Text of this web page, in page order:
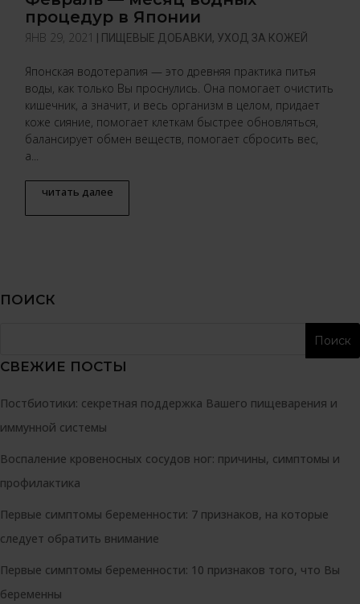
процедур в Японии
ЯНВ 29, 2021 ПИЩЕВЫЕ ДОБАВКИ, УХОД ЗА КОЖЕЙ
Японская водотерапия — это древняя практика питья
воды, как только Вы проснулись. Она помогает очистить
кишечник, а значит, и весь организм в целом, придает
коже сияние, помогает клеткам быстрее обновляться,
балансирует обмен веществ, помогает сбросить вес,
а...
читать далее
ПОИСК
СВЕЖИЕ ПОСТЫ
Постбиотики: секретная поддержка Вашего пищеварения и
иммунной системы
Воспаление кровеносных сосудов ног: причины, симптомы и
профилактика
Первые симптомы беременности: 7 признаков, на которые
следует обратить внимание
Первые симптомы беременности: 10 признаков того, что Вы
беременны